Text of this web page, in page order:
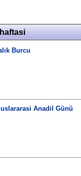
Burcu
Anadil Günü